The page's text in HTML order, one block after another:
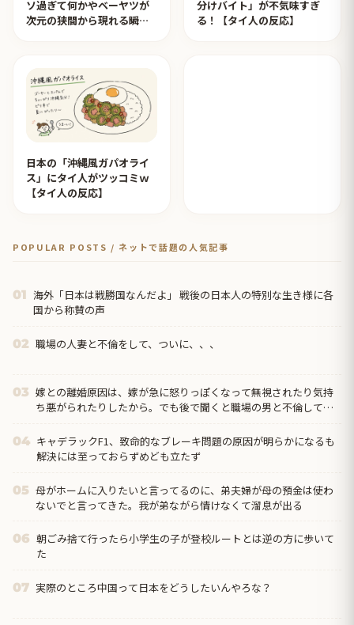
ソ過ぎて何かやベーヤツが
次元の狭間から現れる瞬間
分けバイト」が不気味すぎ
る！【タイ人の反応】
日本の「沖縄風ガパオライ
ス」にタイ人がツッコミｗ
【タイ人の反応】
POPULAR POSTS / ネットで話題の人気記事
01 海外「日本は戦勝国なんだよ」 戦後の日本人の特別な生き様に各
国から称賛の声
02 職場の人妻と不倫をして、ついに、、、
03 嫁との離婚原因は、嫁が急に怒りっぽくなって無視されたり気持
ち悪がられたりしたから。でも後で聞くと職場の男と不倫してい
04 キャデラックF1、致命的なブレーキ問題の原因が明らかになるも
解決には至っておらずめども立たず
05 母がホームに入りたいと言ってるのに、弟夫婦が母の預金は使わ
ないでと言ってきた。我が弟ながら情けなくて溜息が出る
06 朝ごみ捨て行ったら小学生の子が登校ルートとは逆の方に歩いて
た
07 実際のところ中国って日本をどうしたいんやろな？